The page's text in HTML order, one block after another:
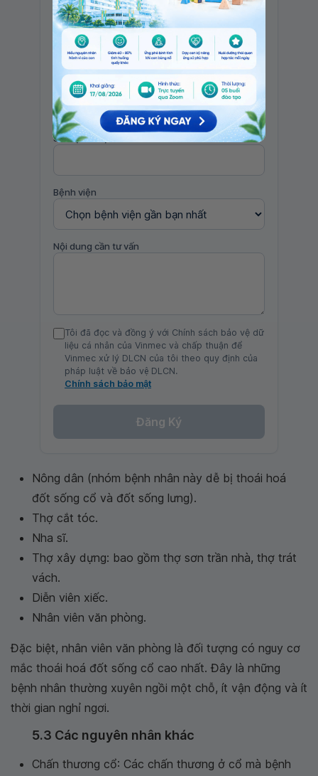
Tôi đã đọc và đồng ý với Chính sách bảo vệ
dữ liệu cá nhân của Vinmec và chấp thuận
để Vinmec xử lý DLCN của tôi theo quy định
của pháp luật về bảo vệ DLCN.
Họ và tên*
Số điện thoại *
Bệnh viện
Nội dung cần tư vấn
Tôi đã đọc và đồng ý với Chính sách bảo vệ dữ
liệu cá nhân của Vinmec và chấp thuận để
Vinmec xử lý DLCN của tôi theo quy định của
pháp luật về bảo vệ DLCN.
Chính sách bảo mật
Đăng Ký
Nông dân (nhóm bệnh nhân này dễ bị thoái hoá
đốt sống cổ và đốt sống lưng).
Thợ cắt tóc.
Nha sĩ.
Thợ xây dựng: bao gồm thợ sơn trần nhà, thợ trát
vách.
Diễn viên xiếc.
Nhân viên văn phòng.
Đặc biệt, nhân viên văn phòng là đối tượng có nguy cơ
mắc thoái hoá đốt sống cổ cao nhất. Đây là những
bệnh nhân thường xuyên ngồi một chỗ, ít vận động và ít
thời gian nghỉ ngơi.
5.3 Các nguyên nhân khác
Chấn thương cổ: Các chấn thương ở cổ mà bệnh